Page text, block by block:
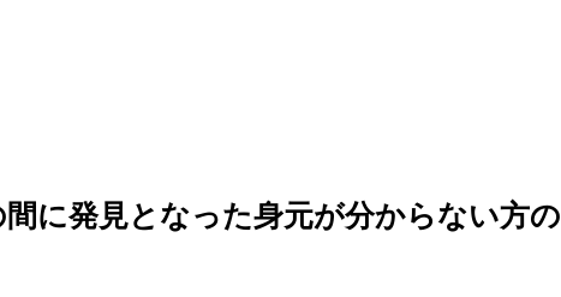
に発見となった身元が分からない方の